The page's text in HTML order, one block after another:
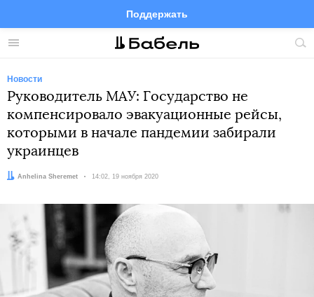
Меню
Поддержать
FacebookTelegramTwitter
Новости
Руководитель МАУ: Государство не
компенсировало эвакуационные рейсы,
которыми в начале пандемии забирали
украинцев
Автор:
Anhelina Sheremet Дата:
14:02, 19 ноября 2020